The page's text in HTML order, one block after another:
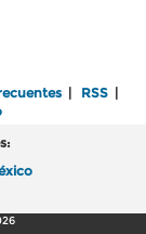
| RSS |